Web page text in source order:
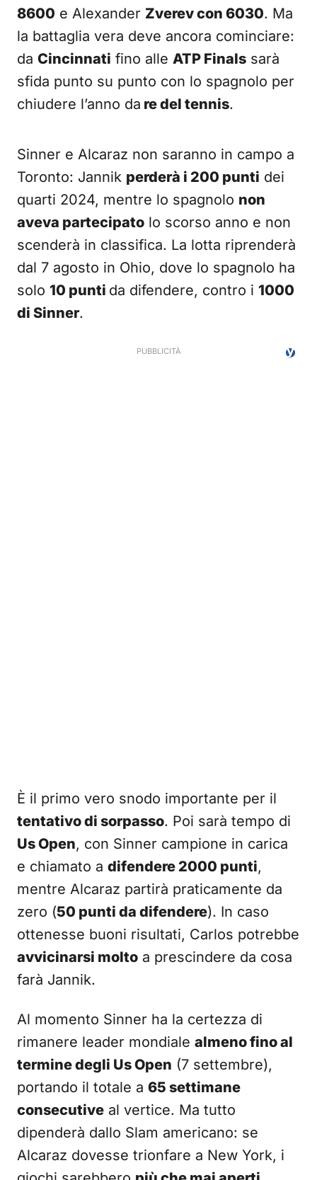
8600 e Alexander Zverev con 6030. Ma
la battaglia vera deve ancora cominciare:
da Cincinnati fino alle ATP Finals sarà
sfida punto su punto con lo spagnolo per
chiudere l’anno da re del tennis.
Sinner e Alcaraz non saranno in campo a
Toronto: Jannik perderà i 200 punti dei
quarti 2024, mentre lo spagnolo non
aveva partecipato lo scorso anno e non
scenderà in classifica. La lotta riprenderà
dal 7 agosto in Ohio, dove lo spagnolo ha
solo 10 punti da difendere, contro i 1000
di Sinner.
È il primo vero snodo importante per il
tentativo di sorpasso. Poi sarà tempo di
Us Open, con Sinner campione in carica
e chiamato a difendere 2000 punti,
mentre Alcaraz partirà praticamente da
zero (50 punti da difendere). In caso
ottenesse buoni risultati, Carlos potrebbe
avvicinarsi molto a prescindere da cosa
farà Jannik.
Al momento Sinner ha la certezza di
rimanere leader mondiale almeno fino al
termine degli Us Open (7 settembre),
portando il totale a 65 settimane
consecutive al vertice. Ma tutto
dipenderà dallo Slam americano: se
Alcaraz dovesse trionfare a New York, i